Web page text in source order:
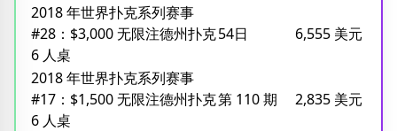
2018 年世界扑克系列赛事
#28：$3,000 无限注德州扑克
6 人桌
54日 6,555 美元
2018 年世界扑克系列赛事
#17：$1,500 无限注德州扑克
6 人桌
第 110 期 2,835 美元